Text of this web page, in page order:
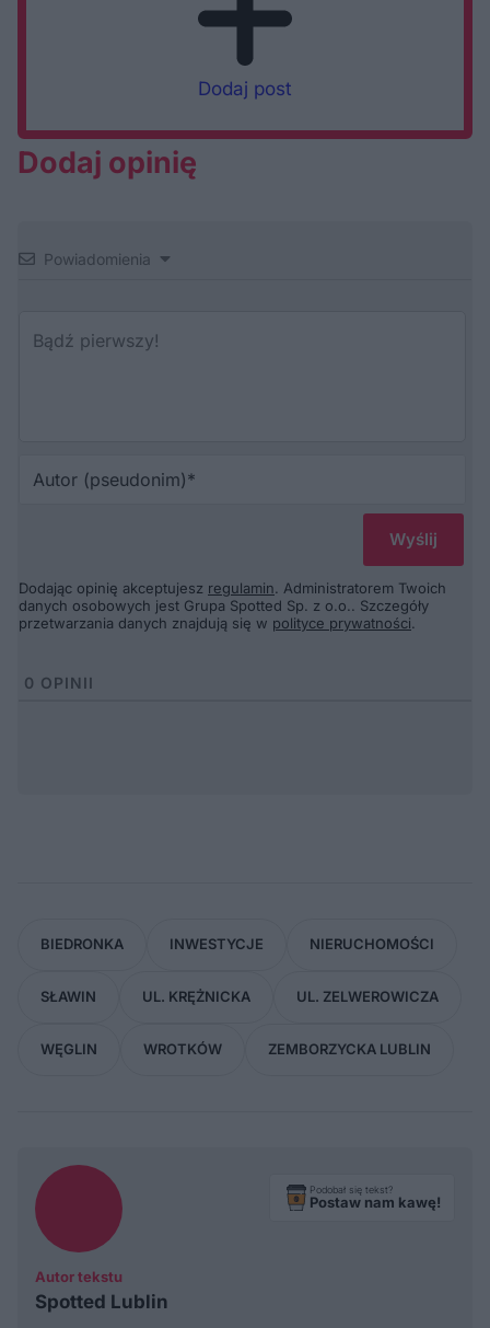
Dodaj post
Dodaj opinię
Powiadomienia
Dodając opinię akceptujesz regulamin. Administratorem Twoich
danych osobowych jest Grupa Spotted Sp. z o.o.. Szczegóły
przetwarzania danych znajdują się w polityce prywatności.
0 OPINII
BIEDRONKA INWESTYCJE NIERUCHOMOŚCI
SŁAWIN UL. KRĘŻNICKA UL. ZELWEROWICZA
WĘGLIN WROTKÓW ZEMBORZYCKA LUBLIN
Autor tekstu
Spotted Lublin
Podobał się tekst?
Postaw nam kawę!